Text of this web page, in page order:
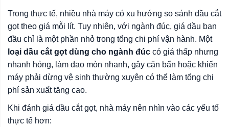
Trong thực tế, nhiều nhà máy có xu hướng so sánh dầu cắt
gọt theo giá mỗi lít. Tuy nhiên, với ngành đúc, giá dầu ban
đầu chỉ là một phần nhỏ trong tổng chi phí vận hành. Một
loại dầu cắt gọt dùng cho ngành đúc có giá thấp nhưng
nhanh hỏng, làm dao mòn nhanh, gây cặn bẩn hoặc khiến
máy phải dừng vệ sinh thường xuyên có thể làm tổng chi
phí sản xuất tăng cao.
Khi đánh giá dầu cắt gọt, nhà máy nên nhìn vào các yếu tố
thực tế hơn: